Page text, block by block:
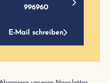
996960
E-Mail schreiben